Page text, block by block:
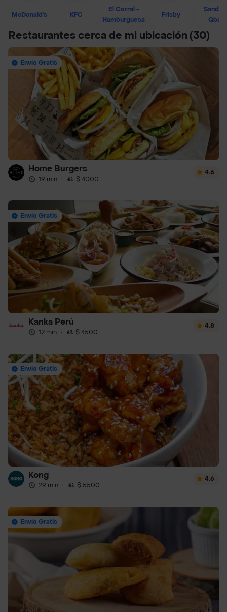
McDonald's KFC
El Corral -
Hamburguesa
Frisby
Restaurantes cerca de mi ubicación (30)
Envío Gratis
Home Burgers
19 min · $ 4000
4.6
Envío Gratis
Kanka Perú
12 min · $ 4500
4.8
Envío Gratis
Kong
29 min · $ 5500
4.6
Envío Gratis